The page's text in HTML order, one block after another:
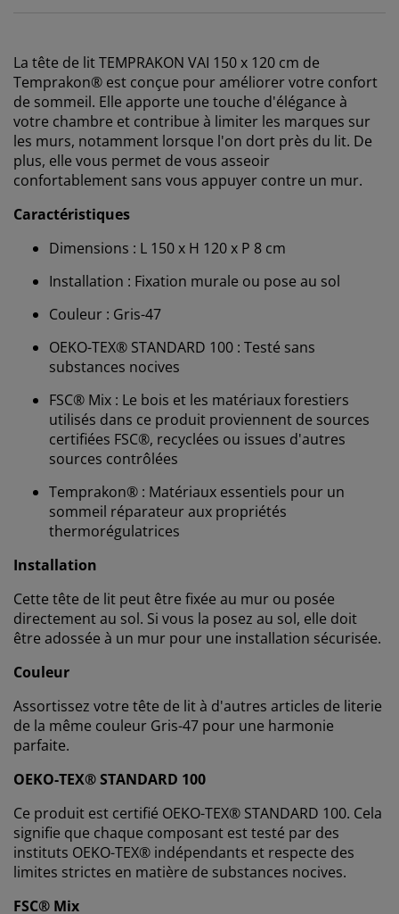
La tête de lit TEMPRAKON VAI 150 x 120 cm de
Temprakon® est conçue pour améliorer votre confort
de sommeil. Elle apporte une touche d'élégance à
votre chambre et contribue à limiter les marques sur
les murs, notamment lorsque l'on dort près du lit. De
plus, elle vous permet de vous asseoir
confortablement sans vous appuyer contre un mur.
Caractéristiques
Dimensions : L 150 x H 120 x P 8 cm
Installation : Fixation murale ou pose au sol
Couleur : Gris-47
OEKO-TEX® STANDARD 100 : Testé sans
substances nocives
FSC® Mix : Le bois et les matériaux forestiers
utilisés dans ce produit proviennent de sources
certifiées FSC®, recyclées ou issues d'autres
sources contrôlées
Temprakon® : Matériaux essentiels pour un
sommeil réparateur aux propriétés
thermorégulatrices
Installation
Cette tête de lit peut être fixée au mur ou posée
directement au sol. Si vous la posez au sol, elle doit
être adossée à un mur pour une installation sécurisée.
Couleur
Assortissez votre tête de lit à d'autres articles de literie
de la même couleur Gris-47 pour une harmonie
parfaite.
OEKO-TEX® STANDARD 100
Ce produit est certifié OEKO-TEX® STANDARD 100. Cela
signifie que chaque composant est testé par des
instituts OEKO-TEX® indépendants et respecte des
limites strictes en matière de substances nocives.
FSC® Mix
Nous personnalisons votre expérience
Chez JYSK, nous utilisons des cookies et des
identifiants mobiles pour vous garantir une bonne
expérience lorsque vous visitez notre site web. Les
cookies collectent des informations vous concernant
afin de garantir le bon fonctionnement du site, de
générer des statistiques et de vous proposer des
publicités pertinentes. Lorsque vous acceptez les
cookies marketing, nous partageons vos données de
navigation avec nos partenaires marketing (par
exemple Google, Meta et TikTok) afin de vous proposer
des publicités personnalisées et statiques. Vous
pouvez en savoir plus sur les finalités de ces cookies
dans la section « Modifier » et choisir de retirer votre
consentement en cliquant sur l'icône des cookies. En
finalités. En savoir plus sur notre collecte et notre
traitement des données personnellesetnotre
politique relative aux cookies